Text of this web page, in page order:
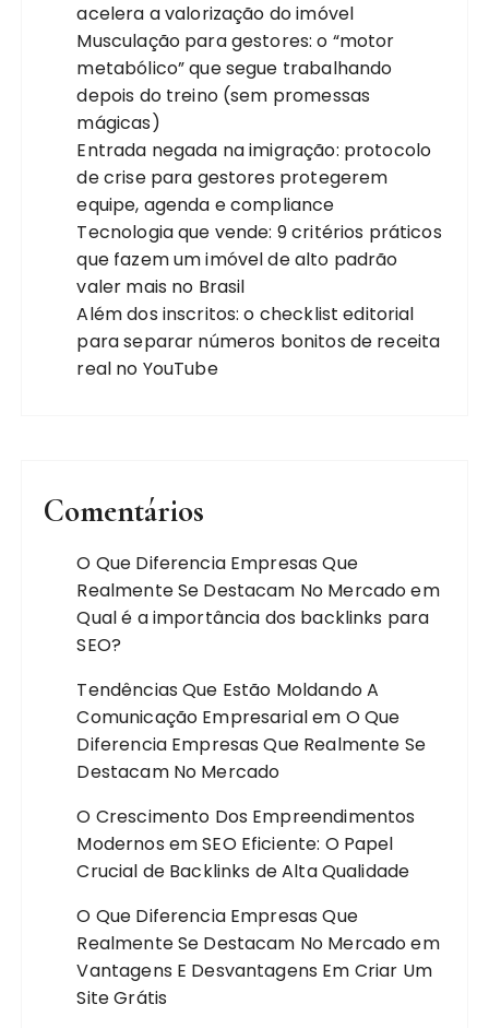
acelera a valorização do imóvel
Musculação para gestores: o “motor
metabólico” que segue trabalhando
depois do treino (sem promessas
mágicas)
Entrada negada na imigração: protocolo
de crise para gestores protegerem
equipe, agenda e compliance
Tecnologia que vende: 9 critérios práticos
que fazem um imóvel de alto padrão
valer mais no Brasil
Além dos inscritos: o checklist editorial
para separar números bonitos de receita
real no YouTube
Comentários
O Que Diferencia Empresas Que
Realmente Se Destacam No Mercadoem
Qual é a importância dos backlinks para
SEO?
Tendências Que Estão Moldando A
Comunicação Empresarialem O Que
Diferencia Empresas Que Realmente Se
Destacam No Mercado
O Crescimento Dos Empreendimentos
Modernos emSEO Eficiente: O Papel
Crucial de Backlinks de Alta Qualidade
O Que Diferencia Empresas Que
Realmente Se Destacam No Mercadoem
Vantagens E Desvantagens Em Criar Um
Site Grátis